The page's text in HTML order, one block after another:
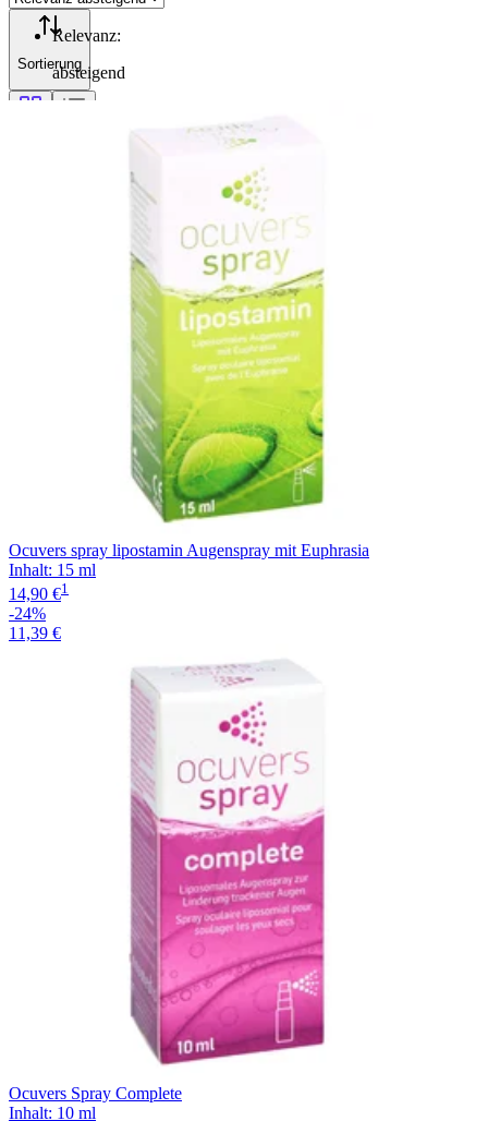
Sortierung
Relevanz:
absteigend
Ocuvers spray lipostamin Augenspray mit Euphrasia
Inhalt: 15 ml
14,90 €1
-24%
11,39 €
Ocuvers Spray Complete
Inhalt: 10 ml